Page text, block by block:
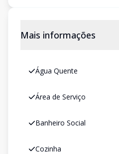
Mais informações
Água Quente
Área de Serviço
Banheiro Social
Cozinha